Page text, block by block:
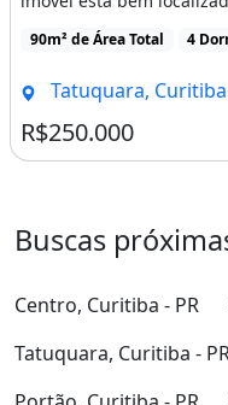
90m² de Área Total 4
Tatuquara, Curitiba
R$250.000
Buscas
Centro, Curitiba - PR
Tatuquara, Curitiba -